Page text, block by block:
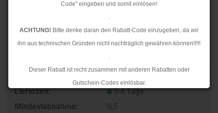
Code" eingeben und somit einlösen!
.
ACHTUNG! Bitte denke daran den Rabatt-Code einzugeben, da wir
ihn aus technischen Gründen nicht nachträglich gewähren können!!!!!
.
Dieser Rabatt ist nicht zusammen mit anderen Rabatten oder
Gutschein-Codes einlösbar.
.
Ab dem 17.08.2026 versenden wir wieder wie gewohnt. Aufgrund des
Lieferzeit:
3-4 Tage
Mindestabnahme:
0,5